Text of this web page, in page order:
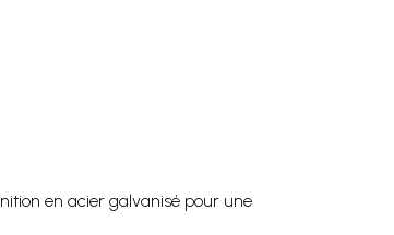
en acier galvanisé pour une